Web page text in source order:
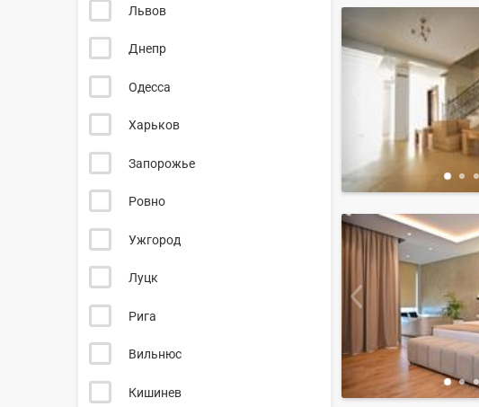
Львов
Днепр
Одесса
Харьков
Запорожье
Ровно
Ужгород
Луцк
Рига
Вильнюс
Кишинев